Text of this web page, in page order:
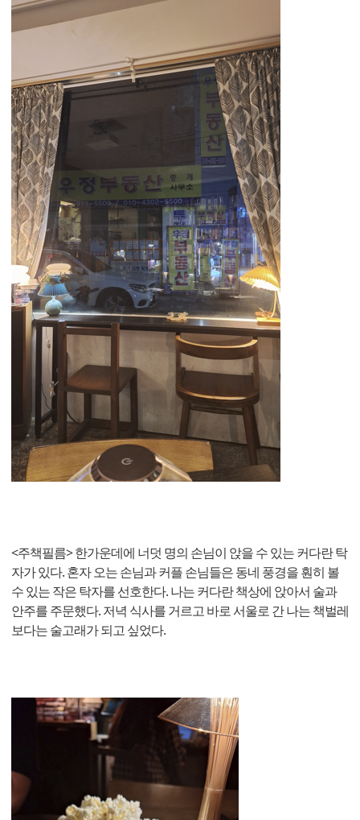
<주책필름> 한가운데에 너덧 명의 손님이 앉을 수 있는 커다란 탁
자가 있다. 혼자 오는 손님과 커플 손님들은 동네 풍경을 훤히 볼
수 있는 작은 탁자를 선호한다. 나는 커다란 책상에 앉아서 술과
안주를 주문했다. 저녁 식사를 거르고 바로 서울로 간 나는 책벌레
보다는 술고래가 되고 싶었다.